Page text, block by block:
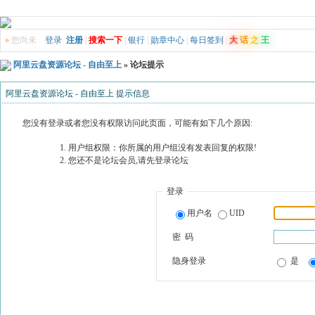
» 您尚未 登录 注册 搜索一下 银行 勋章中心 每日签到 大 话 之 王
阿里云盘资源论坛 - 自由至上 » 论坛提示
阿里云盘资源论坛 - 自由至上 提示信息
您没有登录或者您没有权限访问此页面，可能有如下几个原因:
用户组权限：你所属的用户组没有发表回复的权限!
您还不是论坛会员,请先登录论坛
登录
用户名 UID
密 码
隐身登录 是